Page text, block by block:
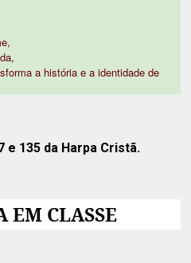
a história e a identidade de
e 135 da Harpa Cristã.
EM CLASSE